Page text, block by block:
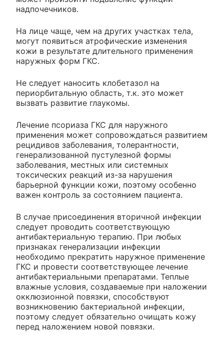
надпочечников.
На лице чаще, чем на других участках тела,
могут появиться атрофические изменения
кожи в результате длительного применения
наружных форм ГКС.
Не следует наносить клобетазол на
периорбитальную область, т.к. это может
вызвать развитие глаукомы.
Лечение псориаза ГКС для наружного
применения может сопровождаться развитием
рецидивов заболевания, толерантности,
генерализованной пустулезной формы
заболевания, местных или системных
токсических реакций из-за нарушения
барьерной функции кожи, поэтому особенно
важен контроль за состоянием пациента.
В случае присоединения вторичной инфекции
следует проводить соответствующую
антибактериальную терапию. При любых
признаках генерализации инфекции
необходимо прекратить наружное применение
ГКС и провести соответствующее лечение
антибактериальными препаратами. Теплые
влажные условия, создаваемые при наложении
окклюзионной повязки, способствуют
возникновению бактериальной инфекции,
поэтому следует обязательно очищать кожу
перед наложением новой повязки.